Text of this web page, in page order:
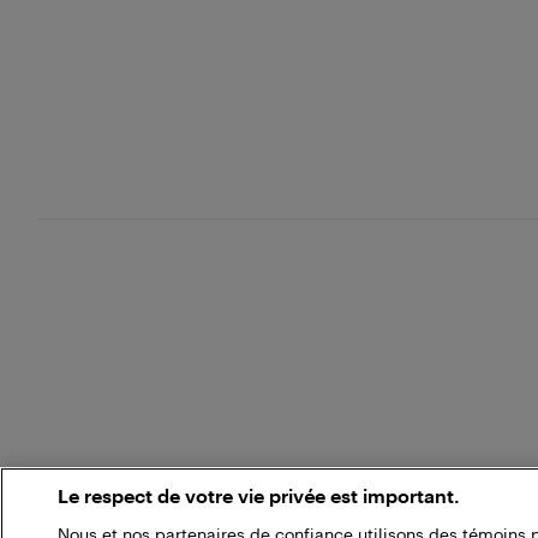
Le respect de votre vie privée est important.
Nous et nos partenaires de confiance utilisons des